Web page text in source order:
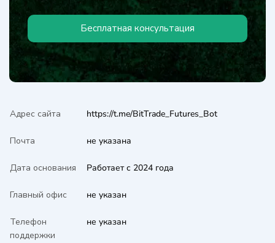
Бесплатная консультация
Адрес сайта https://t.me/BitTrade_Futures_Bot
Почта не указана
Дата основания Работает с 2024 года
Главный офис не указан
Телефон
поддержки
не указан